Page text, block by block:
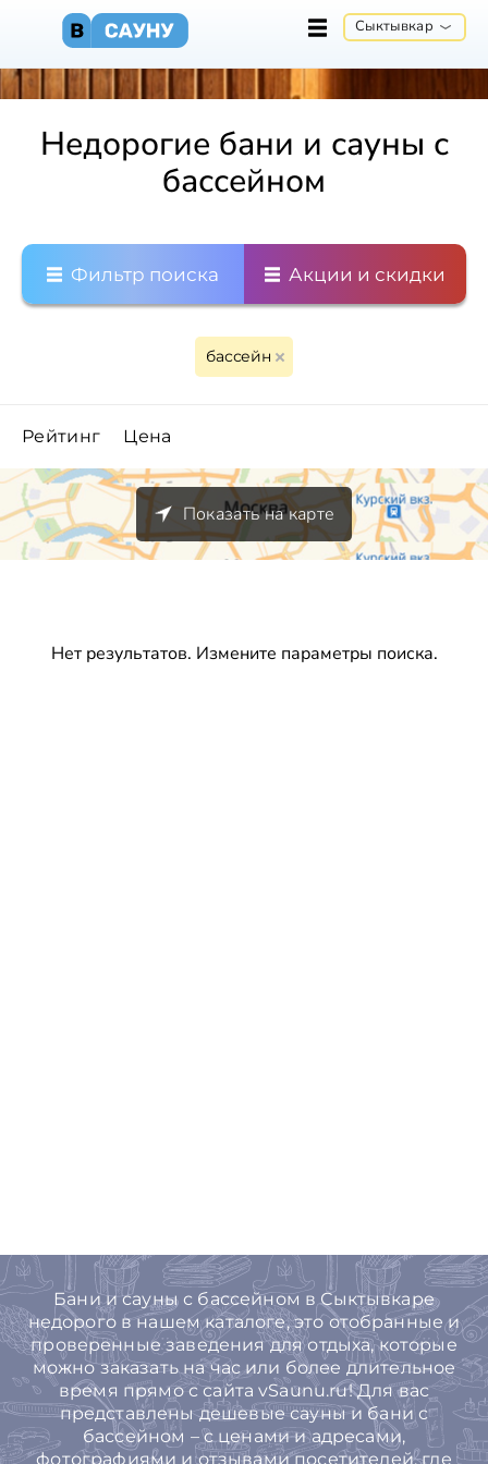
Сыктывкар
Недорогие бани и сауны с
бассейном
Фильтр поиска Акции и скидки
бассейн
Рейтинг Цена
Показать на карте
Нет результатов. Измените параметры поиска.
Бани и сауны с бассейном в Сыктывкаре
недорого в нашем каталоге, это отобранные и
проверенные заведения для отдыха, которые
можно заказать на час или более длительное
время прямо с сайта vSaunu.ru! Для вас
представлены дешевые сауны и бани с
бассейном – с ценами и адресами,
фотографиями и отзывами посетителей, где